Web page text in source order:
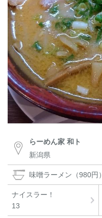
らーめん家 和ト
新潟県
味噌󠄀ラーメン（980円）
ナイスラー！
13